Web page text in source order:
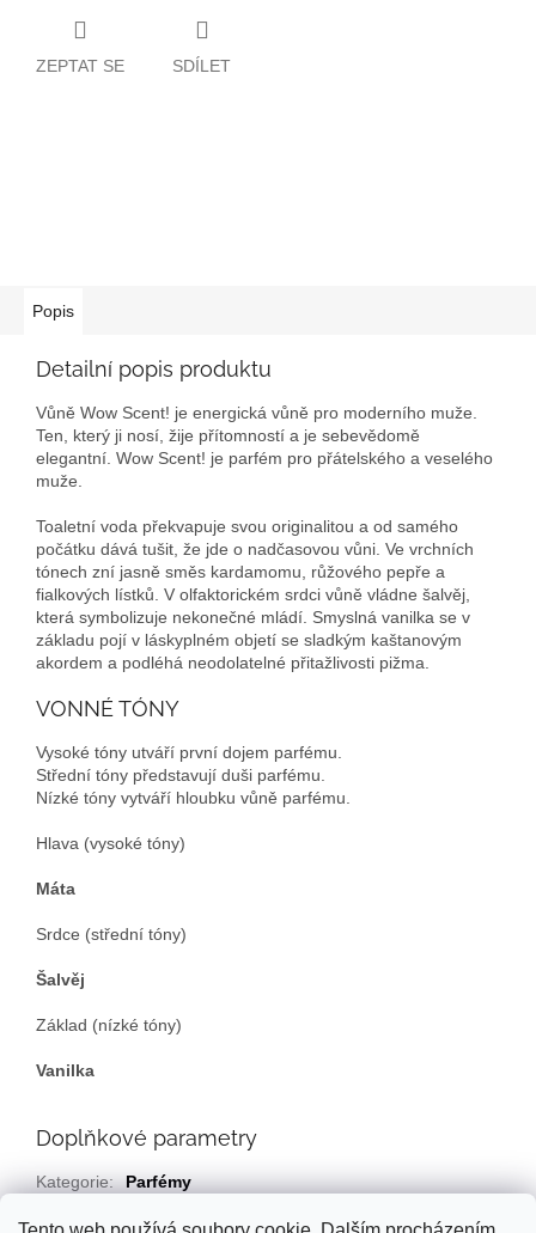
ZEPTAT SE SDÍLET
Popis
Detailní popis produktu
Vůně Wow Scent! je energická vůně pro moderního muže.
Ten, který ji nosí, žije přítomností a je sebevědomě
elegantní. Wow Scent! je parfém pro přátelského a veselého
muže.
Toaletní voda překvapuje svou originalitou a od samého
počátku dává tušit, že jde o nadčasovou vůni. Ve vrchních
tónech zní jasně směs kardamomu, růžového pepře a
fialkových lístků. V olfaktorickém srdci vůně vládne šalvěj,
která symbolizuje nekonečné mládí. Smyslná vanilka se v
základu pojí v láskyplném objetí se sladkým kaštanovým
akordem a podléhá neodolatelné přitažlivosti pižma.
VONNÉ TÓNY
Vysoké tóny utváří první dojem parfému.
Střední tóny představují duši parfému.
Nízké tóny vytváří hloubku vůně parfému.
Hlava (vysoké tóny)
Máta
Srdce (střední tóny)
Šalvěj
Základ (nízké tóny)
Vanilka
Doplňkové parametry
Kategorie:
Parfémy